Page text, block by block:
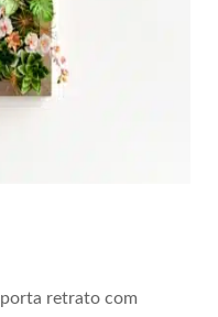
retrato com